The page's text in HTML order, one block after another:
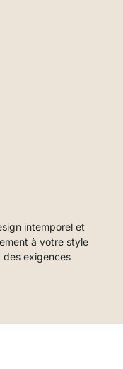
intemporel et
à votre style
des exigences